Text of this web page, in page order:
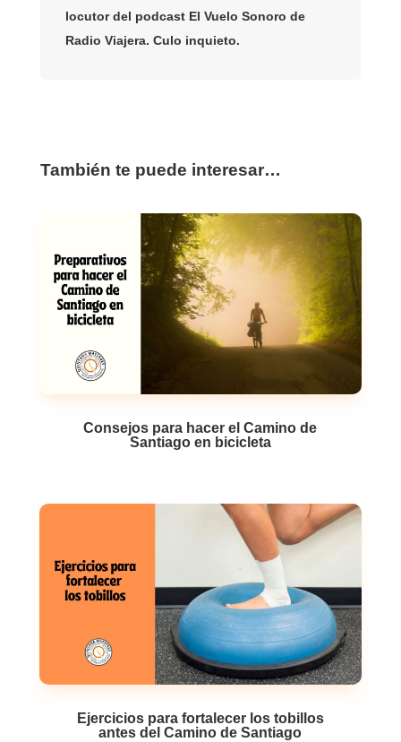
locutor del podcast El Vuelo Sonoro de
Radio Viajera. Culo inquieto.
También te puede interesar…
Consejos para hacer el Camino de
Santiago en bicicleta
Ejercicios para fortalecer los tobillos
antes del Camino de Santiago